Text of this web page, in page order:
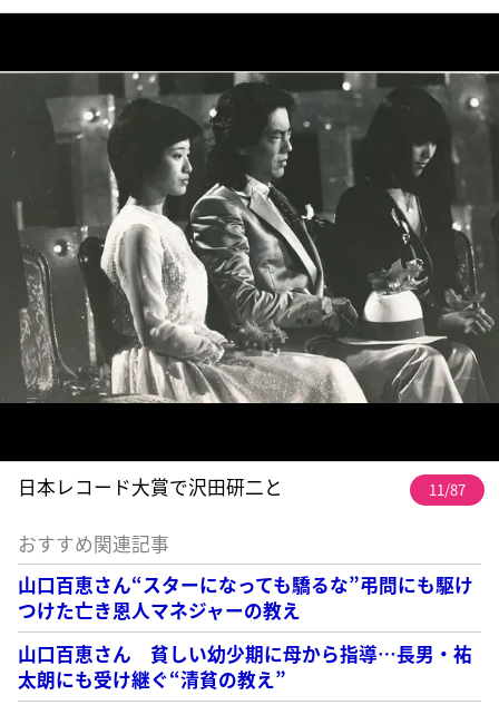
日本レコード大賞で沢田研二と 11/87
おすすめ関連記事
山口百恵さん“スターになっても驕るな”弔問にも駆け
つけた亡き恩人マネジャーの教え
山口百恵さん 貧しい幼少期に母から指導…長男・祐
太朗にも受け継ぐ“清貧の教え”